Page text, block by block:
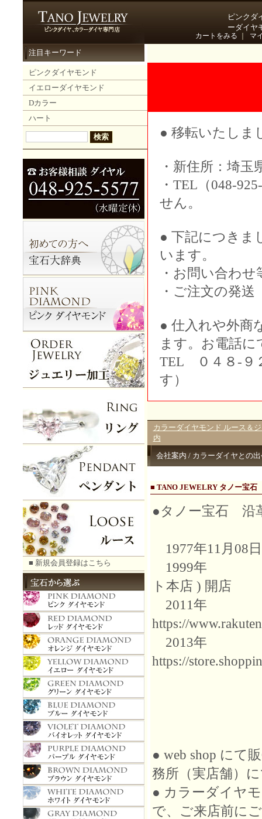
ピンクダ
ーダイヤ
カートをみる マ
注目キーワード
ピンクダイヤモンド
イエローダイヤモンド
Dカラー
ハート
■ 新規会員登録はこちら
● 移転いたしま
・新住所：埼玉
・TEL（048-
せん。
● 下記につきま
います。
・お問い合わ
・ご注文の発送
● 仕入れや外商
ます。お電話
TEL ０４８-９
す）
カラーダイヤモンド ルース＆
内
会社案内 / カラーダイヤとの
■ TANO JEWELRY タノー宝石
●タノー宝石 沿
1977年11月08
1999年
ト本店 ) 開店
2011年 タノ
https://
2013年 タノ
https://
● web shop にて
務所（実店舗）
● カラーダイヤ
で、ご来店前に